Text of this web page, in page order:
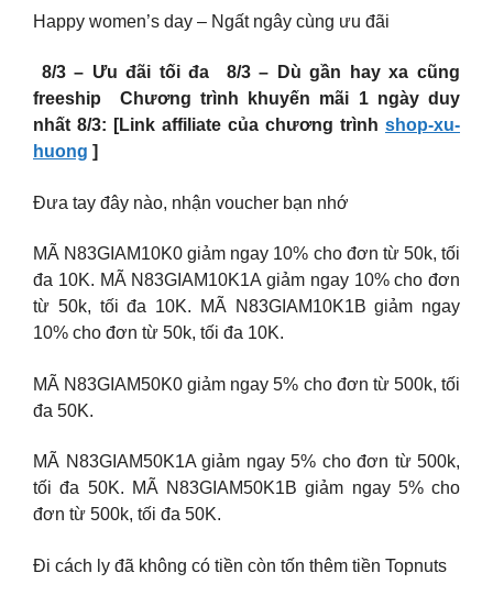
Happy women’s day – Ngất ngây cùng ưu đãi
️ 8/3 – Ưu đãi tối đa ️ 8/3 – Dù gần hay xa cũng
freeship ️ Chương trình khuyến mãi 1 ngày duy
nhất 8/3: [Link affiliate của chương trình shop-xu-
huong ]
Đưa tay đây nào, nhận voucher bạn nhớ
MÃ N83GIAM10K0 giảm ngay 10% cho đơn từ 50k, tối
đa 10K. MÃ N83GIAM10K1A giảm ngay 10% cho đơn
từ 50k, tối đa 10K. MÃ N83GIAM10K1B giảm ngay
10% cho đơn từ 50k, tối đa 10K.
MÃ N83GIAM50K0 giảm ngay 5% cho đơn từ 500k, tối
đa 50K.
MÃ N83GIAM50K1A giảm ngay 5% cho đơn từ 500k,
tối đa 50K. MÃ N83GIAM50K1B giảm ngay 5% cho
đơn từ 500k, tối đa 50K.
Đi cách ly đã không có tiền còn tốn thêm tiền Topnuts